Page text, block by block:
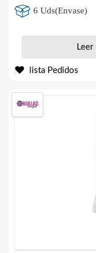
6 Uds(Envase)
Leer
lista Pedidos